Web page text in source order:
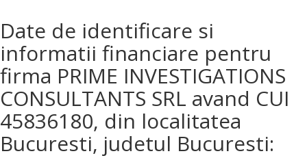
Date de identificare si
informatii financiare pentru
firma PRIME INVESTIGATIONS
CONSULTANTS SRL avand CUI
45836180, din localitatea
Bucuresti, judetul Bucuresti: